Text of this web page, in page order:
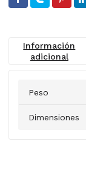
Información
adicional
Peso
Dimensiones